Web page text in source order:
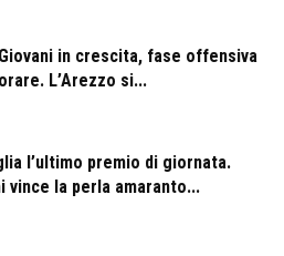
Giovani in crescita, fase offensiva
L’Arezzo si...
l’ultimo premio di giornata.
vince la perla amaranto...